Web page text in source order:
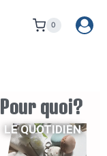
0
quoi?
LE QUOTIDIEN